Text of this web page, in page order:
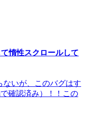
惰性スクロールして
ないが、このバグはす
確認済み）！！この